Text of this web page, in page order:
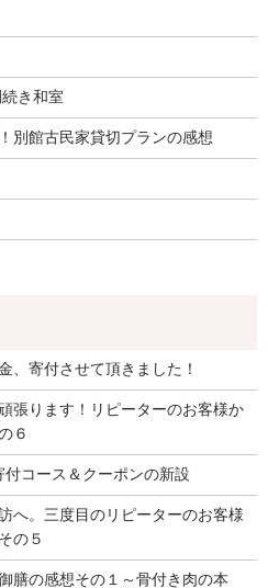
き和室
別館古民家貸切プランの感想
、寄付させて頂きました！
張ります！リピーターのお客様か
６
コース＆クーポンの新設
へ。三度目のリピーターのお客様
の５
膳の感想その１～骨付き肉の本